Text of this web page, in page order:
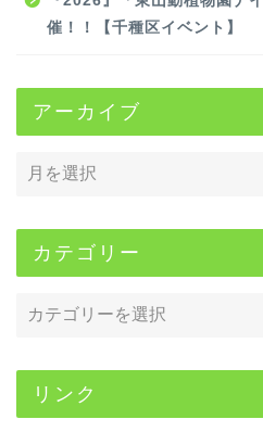
催！！【千種区イベント】
アーカイブ
カテゴリー
リンク